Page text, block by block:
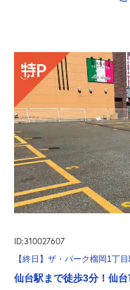
ID:310027607
【終日】ザ・パーク榴岡1丁
仙台駅まで徒歩3分！仙